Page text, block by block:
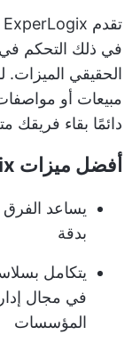
في ذلك التحكم في
الحقيقي الميزات.
دائمًا بقاء فريقك
أفضل ميزات ExperLogix
يساعد
بدقة
في مجال
المؤسسات